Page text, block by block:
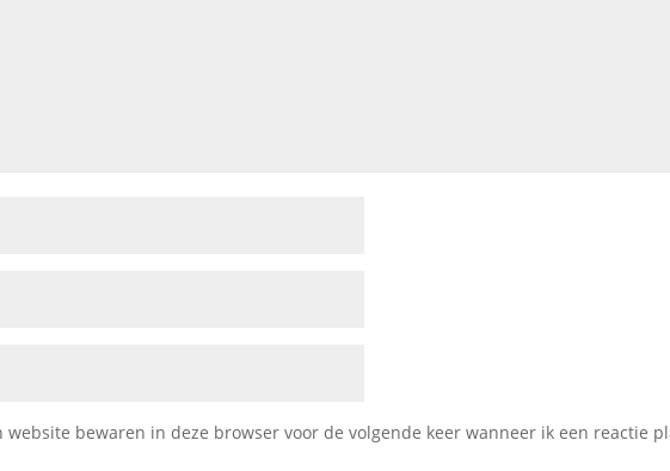
bewaren in deze browser voor de volgende keer wanneer ik een reactie